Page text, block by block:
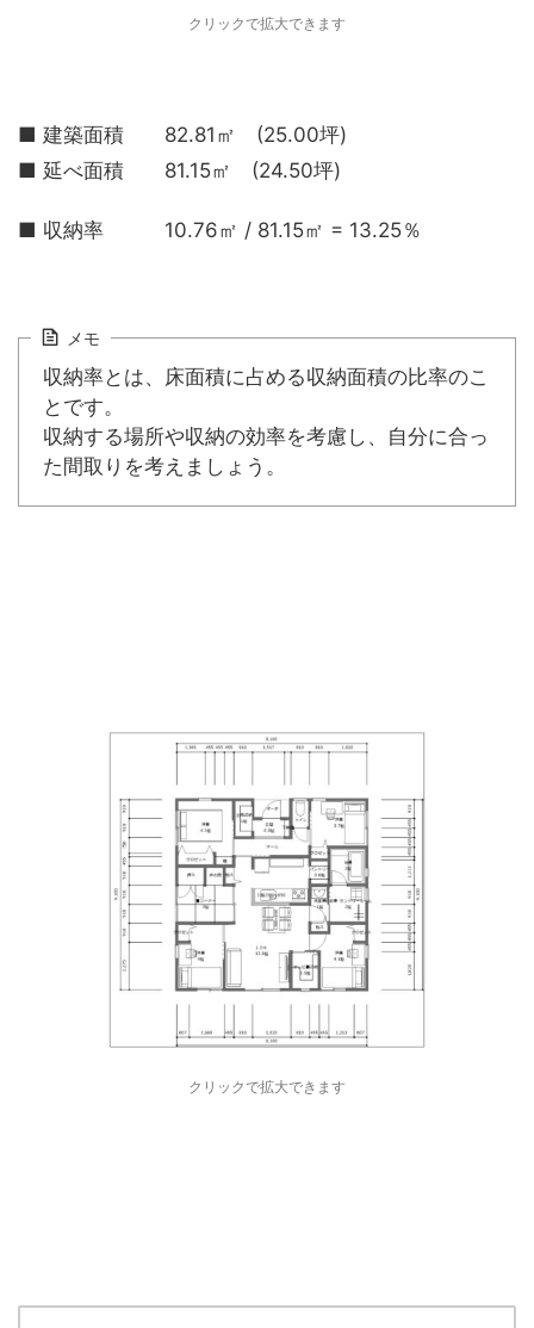
クリックで拡大できます
■ 建築面積 82.81㎡ (25.00坪)
■ 延べ面積 81.15㎡ (24.50坪)
■ 収納率 10.76㎡ / 81.15㎡ = 13.25％
メモ
収納率とは、床面積に占める収納面積の比率のこ
とです。
収納する場所や収納の効率を考慮し、自分に合っ
た間取りを考えましょう。
クリックで拡大できます